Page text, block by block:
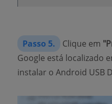
Passo 5. Clique em
Google está localizado
instalar o Android USB